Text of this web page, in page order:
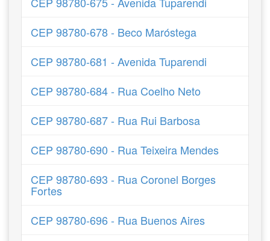
CEP 98780-678 - Beco Maróstega
CEP 98780-681 - Avenida Tuparendi
CEP 98780-684 - Rua Coelho Neto
CEP 98780-687 - Rua Rui Barbosa
CEP 98780-690 - Rua Teixeira Mendes
CEP 98780-693 - Rua Coronel Borges
Fortes
CEP 98780-696 - Rua Buenos Aires